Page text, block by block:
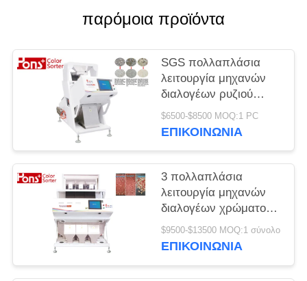
παρόμοια προϊόντα
SGS πολλαπλάσια
λειτουργία μηχανών
διαλογέων ρυζιού
φασολιών καμερών
$6500-$8500 MOQ:1 PC
ΕΠΙΚΟΙΝΩΝΙΑ
3 πολλαπλάσια
λειτουργία μηχανών
διαλογέων χρώματος
καμερών φυστικιών
CCD υδατοπτώσεων
$9500-$13500 MOQ:1 σύνολο
ΕΠΙΚΟΙΝΩΝΙΑ